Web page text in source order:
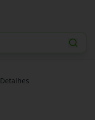
Detalhes